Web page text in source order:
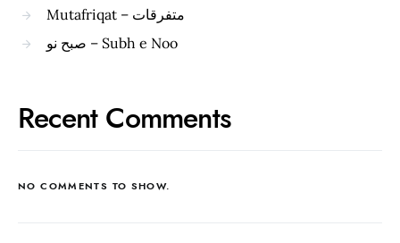
Mutafriqat – متفرقات
صبح نو – Subh e Noo
Recent Comments
NO COMMENTS TO SHOW.